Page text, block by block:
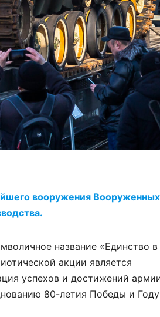
вооружения
название «Единство в
акции является
успехов и достижений
80-летия Победы и Году